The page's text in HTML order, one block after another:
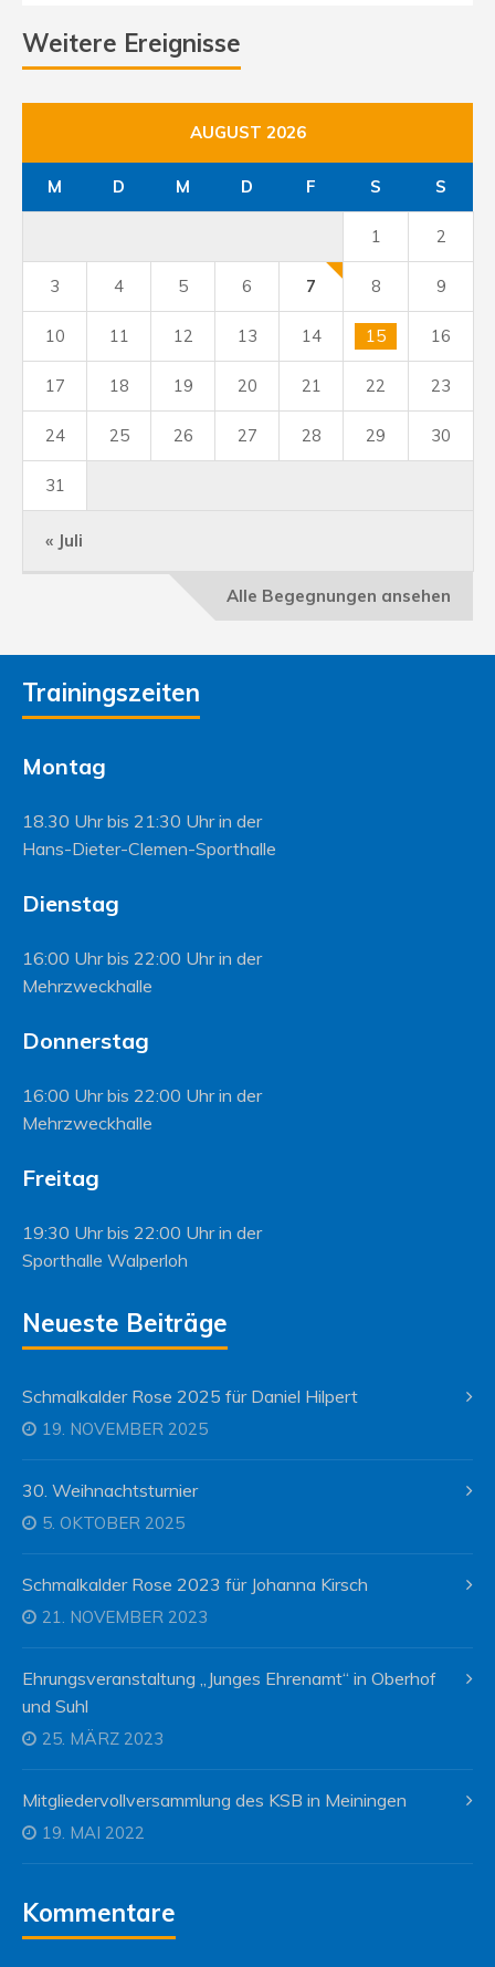
Weitere Ereignisse
AUGUST 2026
M D M D F S S
« Juli
1 2
3 4 5 6 7 8 9
10 11 12 13 14 15 16
17 18 19 20 21 22 23
24 25 26 27 28 29 30
31
Alle Begegnungen ansehen
Trainingszeiten
Montag
18.30 Uhr bis 21:30 Uhr in der
Hans-Dieter-Clemen-Sporthalle
Dienstag
16:00 Uhr bis 22:00 Uhr in der
Mehrzweckhalle
Donnerstag
16:00 Uhr bis 22:00 Uhr in der
Mehrzweckhalle
Freitag
19:30 Uhr bis 22:00 Uhr in der
Sporthalle Walperloh
Neueste Beiträge
Schmalkalder Rose 2025 für Daniel Hilpert
19. NOVEMBER 2025
30. Weihnachtsturnier
5. OKTOBER 2025
Schmalkalder Rose 2023 für Johanna Kirsch
21. NOVEMBER 2023
Ehrungsveranstaltung „Junges Ehrenamt“ in Oberhof
und Suhl
25. MÄRZ 2023
Mitgliedervollversammlung des KSB in Meiningen
19. MAI 2022
Kommentare